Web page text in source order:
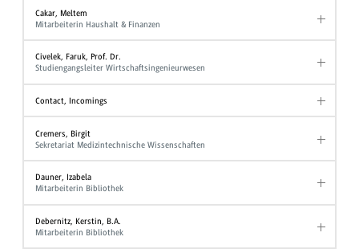
Cakar, Meltem
Mitarbeiterin Haushalt & Finanzen
Civelek, Faruk, Prof. Dr.
Studiengangsleiter Wirtschaftsingenieurwesen
Contact, Incomings
Cremers, Birgit
Sekretariat Medizintechnische Wissenschaften
Dauner, Izabela
Mitarbeiterin Bibliothek
Debernitz, Kerstin, B.A.
Mitarbeiterin Bibliothek